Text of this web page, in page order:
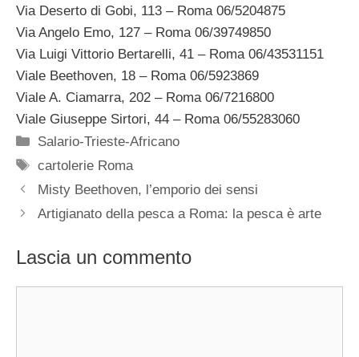
Via Deserto di Gobi, 113 – Roma 06/5204875
Via Angelo Emo, 127 – Roma 06/39749850
Via Luigi Vittorio Bertarelli, 41 – Roma 06/43531151
Viale Beethoven, 18 – Roma 06/5923869
Viale A. Ciamarra, 202 – Roma 06/7216800
Viale Giuseppe Sirtori, 44 – Roma 06/55283060
Categorie
Salario-Trieste-Africano
Tag
cartolerie Roma
Misty Beethoven, l’emporio dei sensi
Artigianato della pesca a Roma: la pesca è arte
Lascia un commento